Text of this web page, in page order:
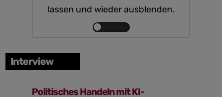
lassen und wieder ausblenden.
Inhalte
Interview
Politisches Handeln mit KI-